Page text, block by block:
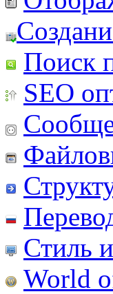
Поиск
SEO
Стиль
World